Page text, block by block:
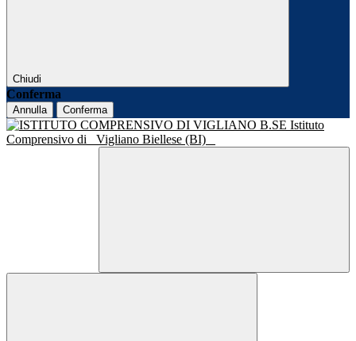
Chiudi
Conferma
Annulla Conferma
Istituto
Comprensivo di
Vigliano Biellese (BI)